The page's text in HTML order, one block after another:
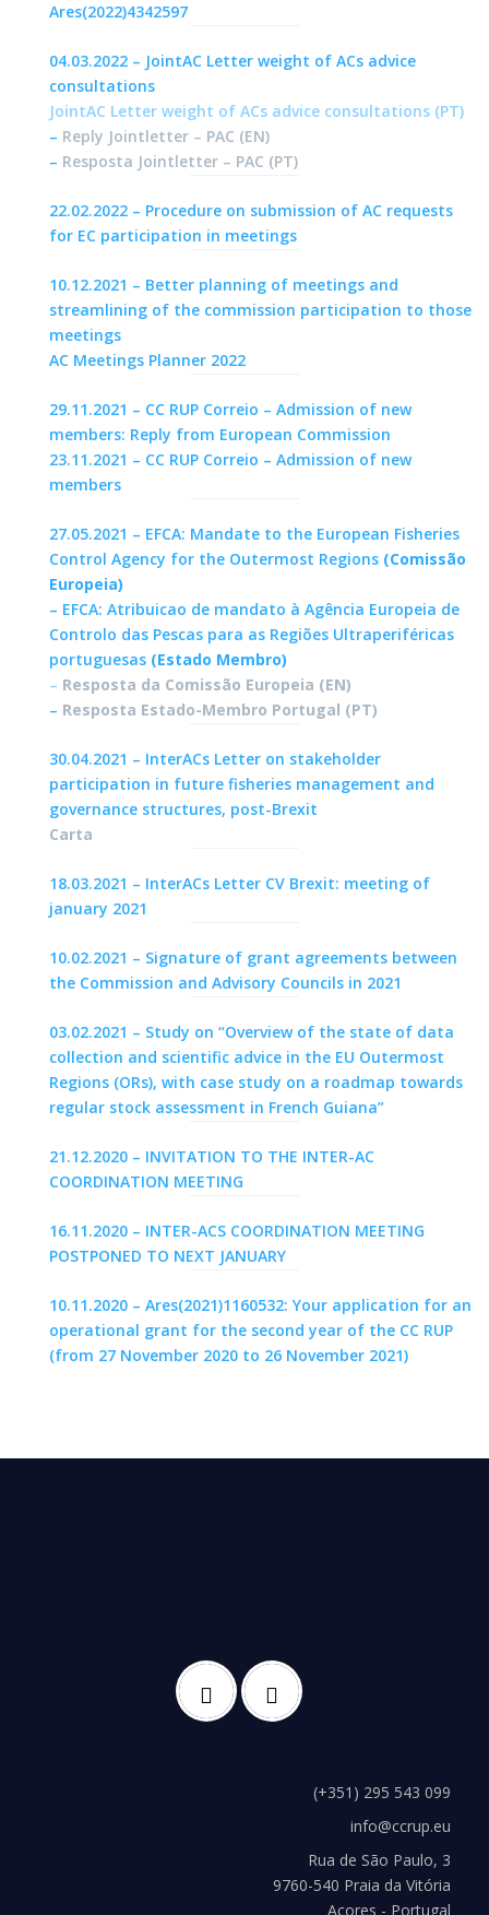
Ares(2022)4342597
04.03.2022 – JointAC Letter weight of ACs advice
consultations
JointAC Letter weight of ACs advice consultations (PT)
– Reply Jointletter – PAC (EN)
– Resposta Jointletter – PAC (PT)
22.02.2022 – Procedure on submission of AC requests
for EC participation in meetings
10.12.2021 – Better planning of meetings and
streamlining of the commission participation to those
meetings
AC Meetings Planner 2022
29.11.2021 – CC RUP Correio – Admission of new
members: Reply from European Commission
23.11.2021 – CC RUP Correio – Admission of new
members
27.05.2021 – EFCA: Mandate to the European Fisheries
Control Agency for the Outermost Regions (Comissão
Europeia)
– EFCA: Atribuicao de mandato à Agência Europeia de
Controlo das Pescas para as Regiões Ultraperiféricas
portuguesas (Estado Membro)
– Resposta da Comissão Europeia (EN)
– Resposta Estado-Membro Portugal (PT)
30.04.2021 – InterACs Letter on stakeholder
participation in future fisheries management and
governance structures, post-Brexit
Carta
18.03.2021 – InterACs Letter CV Brexit: meeting of
january 2021
10.02.2021 – Signature of grant agreements between
the Commission and Advisory Councils in 2021
03.02.2021 – Study on “Overview of the state of data
collection and scientific advice in the EU Outermost
Regions (ORs), with case study on a roadmap towards
regular stock assessment in French Guiana”
21.12.2020 – INVITATION TO THE INTER-AC
COORDINATION MEETING
16.11.2020 – INTER-ACS COORDINATION MEETING
POSTPONED TO NEXT JANUARY
10.11.2020 – Ares(2021)1160532: Your application for an
operational grant for the second year of the CC RUP
(from 27 November 2020 to 26 November 2021)
(+351) 295 543 099
info@ccrup.eu
Rua de São Paulo, 3
9760-540 Praia da Vitória
Açores - Portugal